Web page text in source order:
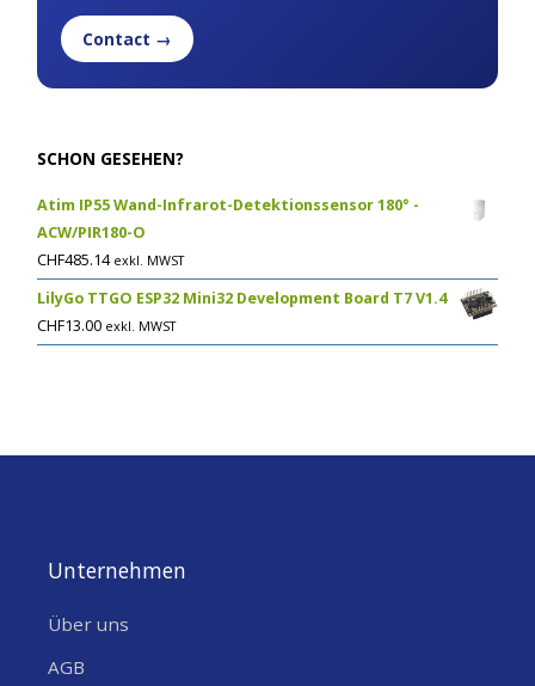
Contact →
SCHON GESEHEN?
Atim IP55 Wand-Infrarot-Detektionssensor 180° -
ACW/PIR180-O
CHF485.14 exkl. MWST
LilyGo TTGO ESP32 Mini32 Development Board T7 V1.4
CHF13.00 exkl. MWST
Unternehmen
Über uns
AGB